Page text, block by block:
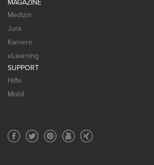
MAGAZINE
Medizin
Jura
Karriere
eLearning
SUPPORT
Hilfe
Mobil